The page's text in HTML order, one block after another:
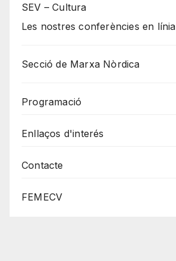
SEV – Cultura
Les nostres conferències en línia
Secció de Marxa Nòrdica
Programació
Enllaços d'interés
Contacte
FEMECV